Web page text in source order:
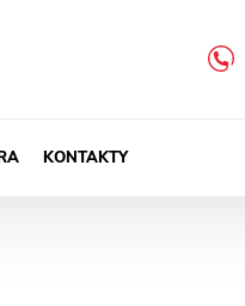
KONTAKTY